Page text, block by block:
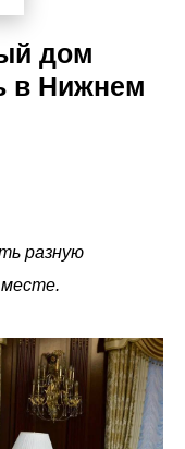
дом
в Нижнем
разную
месте.